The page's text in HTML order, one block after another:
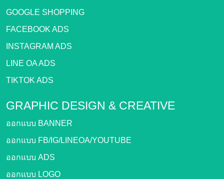
GOOGLE SHOPPING
FACEBOOK ADS
INSTAGRAM ADS
LINE OA ADS
TIKTOK ADS
GRAPHIC DESIGN & CREATIVE
ออกแบบ BANNER
ออกแบบ FB/IG/LINEOA/YOUTUBE
ออกแบบ ADS
ออกแบบ LOGO